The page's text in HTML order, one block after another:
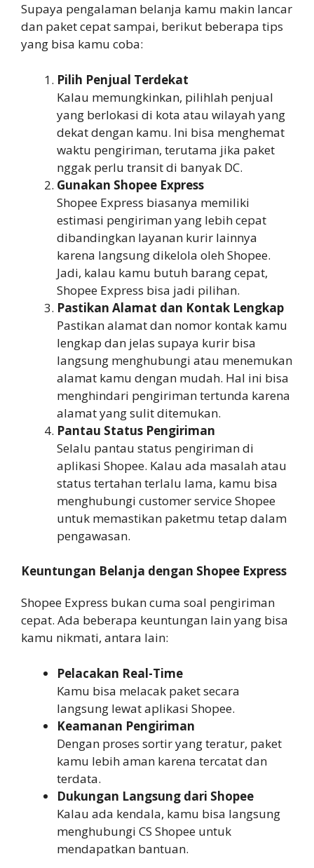
Supaya pengalaman belanja kamu makin lancar
dan paket cepat sampai, berikut beberapa tips
yang bisa kamu coba:
Pilih Penjual Terdekat
Kalau memungkinkan, pilihlah penjual
yang berlokasi di kota atau wilayah yang
dekat dengan kamu. Ini bisa menghemat
waktu pengiriman, terutama jika paket
nggak perlu transit di banyak DC.
Gunakan Shopee Express
Shopee Express biasanya memiliki
estimasi pengiriman yang lebih cepat
dibandingkan layanan kurir lainnya
karena langsung dikelola oleh Shopee.
Jadi, kalau kamu butuh barang cepat,
Shopee Express bisa jadi pilihan.
Pastikan Alamat dan Kontak Lengkap
Pastikan alamat dan nomor kontak kamu
lengkap dan jelas supaya kurir bisa
langsung menghubungi atau menemukan
alamat kamu dengan mudah. Hal ini bisa
menghindari pengiriman tertunda karena
alamat yang sulit ditemukan.
Pantau Status Pengiriman
Selalu pantau status pengiriman di
aplikasi Shopee. Kalau ada masalah atau
status tertahan terlalu lama, kamu bisa
menghubungi customer service Shopee
untuk memastikan paketmu tetap dalam
pengawasan.
Keuntungan Belanja dengan Shopee Express
Shopee Express bukan cuma soal pengiriman
cepat. Ada beberapa keuntungan lain yang bisa
kamu nikmati, antara lain:
Pelacakan Real-Time
Kamu bisa melacak paket secara
langsung lewat aplikasi Shopee.
Keamanan Pengiriman
Dengan proses sortir yang teratur, paket
kamu lebih aman karena tercatat dan
terdata.
Dukungan Langsung dari Shopee
Kalau ada kendala, kamu bisa langsung
menghubungi CS Shopee untuk
mendapatkan bantuan.